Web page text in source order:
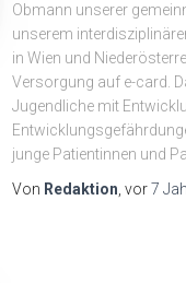
Obmann unserer
unserem
in Wien und
Versorgung auf e-card.
Jugendliche mit
junge Patientinnen und
Von Redaktion , vor7